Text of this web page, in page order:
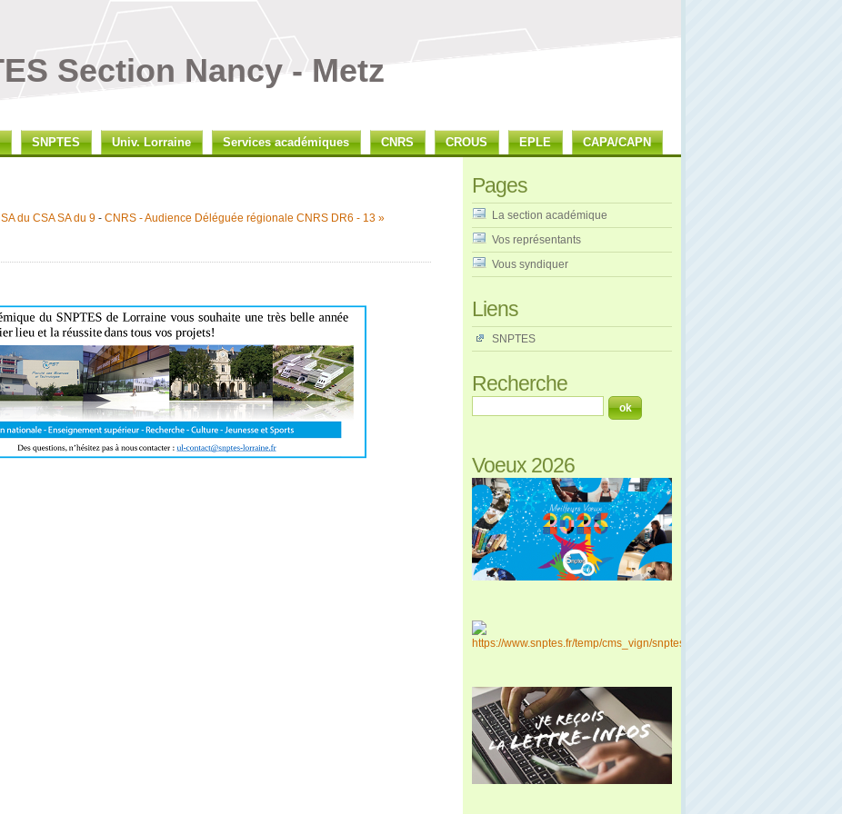
Section Nancy - Metz
SNPTES Univ. Lorraine Services académiques CNRS CROUS EPLE CAPA/CAPN
du CSA SA du 9 - CNRS - Audience Déléguée régionale CNRS DR6 - 13 »
Pages
La section académique
Vos représentants
Vous syndiquer
Liens
SNPTES
Recherche
Voeux 2026